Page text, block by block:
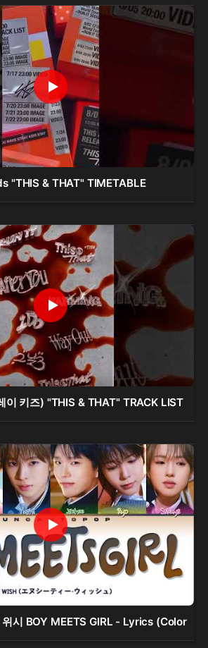
"THIS & THAT" TIMETABLE
키즈) "THIS & THAT" TRACK LIST
위시 BOY MEETS GIRL - Lyrics (Color